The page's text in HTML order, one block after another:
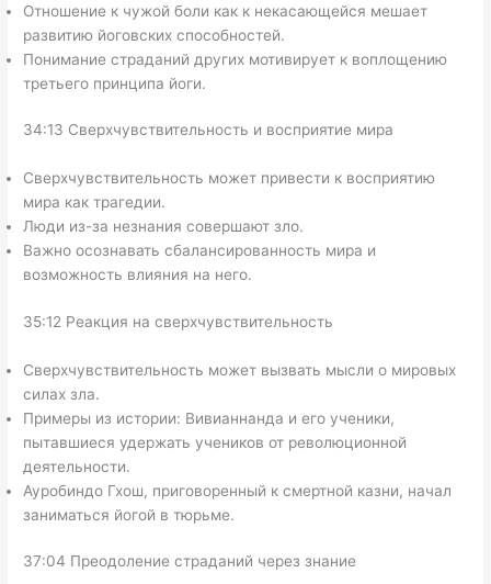
Отношение к чужой боли как к некасающейся мешает
развитию йоговских способностей.
Понимание страданий других мотивирует к воплощению
третьего принципа йоги.
34:13 Сверхчувствительность и восприятие мира
Сверхчувствительность может привести к восприятию
мира как трагедии.
Люди из-за незнания совершают зло.
Важно осознавать сбалансированность мира и
возможность влияния на него.
35:12 Реакция на сверхчувствительность
Сверхчувствительность может вызвать мысли о мировых
силах зла.
Примеры из истории: Вивианнанда и его ученики,
пытавшиеся удержать учеников от революционной
деятельности.
Ауробиндо Гхош, приговоренный к смертной казни, начал
заниматься йогой в тюрьме.
37:04 Преодоление страданий через знание